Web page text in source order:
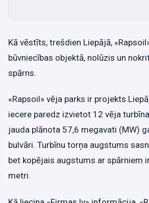
Kā vēstīts, trešdien Liepājā,
būvniecības objektā, nolūzis un
spārns.
«Rapsoil» vēja parks ir projekts
iecere paredz izvietot 12 vēja
jauda plānota 57,6 megavati (MW)
bulvāri. Turbīnu torņa augstums
bet kopējais augstums ar spārniem
metri.